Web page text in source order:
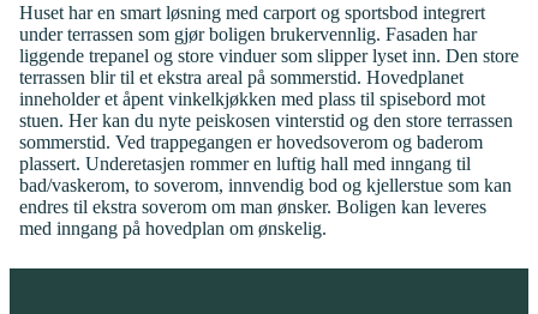
Huset har en smart løsning med carport og sportsbod integrert
under terrassen som gjør boligen brukervennlig. Fasaden har
liggende trepanel og store vinduer som slipper lyset inn. Den store
terrassen blir til et ekstra areal på sommerstid. Hovedplanet
inneholder et åpent vinkelkjøkken med plass til spisebord mot
stuen. Her kan du nyte peiskosen vinterstid og den store terrassen
sommerstid. Ved trappegangen er hovedsoverom og baderom
plassert. Underetasjen rommer en luftig hall med inngang til
bad/vaskerom, to soverom, innvendig bod og kjellerstue som kan
endres til ekstra soverom om man ønsker. Boligen kan leveres
med inngang på hovedplan om ønskelig.